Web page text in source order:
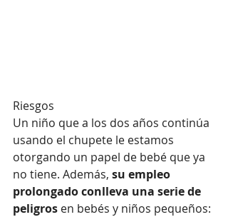
Riesgos
Un niño que a los dos años continúa
usando el chupete le estamos
otorgando un papel de bebé que ya
no tiene. Además, su empleo
prolongado conlleva una serie de
peligros en bebés y niños pequeños: